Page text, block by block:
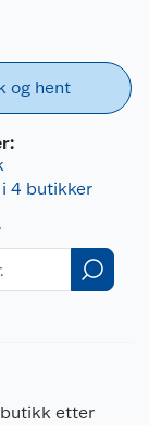
og hent
i 4 butikker
etter